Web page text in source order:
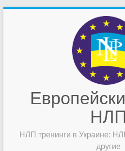
НЛП
НЛП тренинги в Украине:
другие